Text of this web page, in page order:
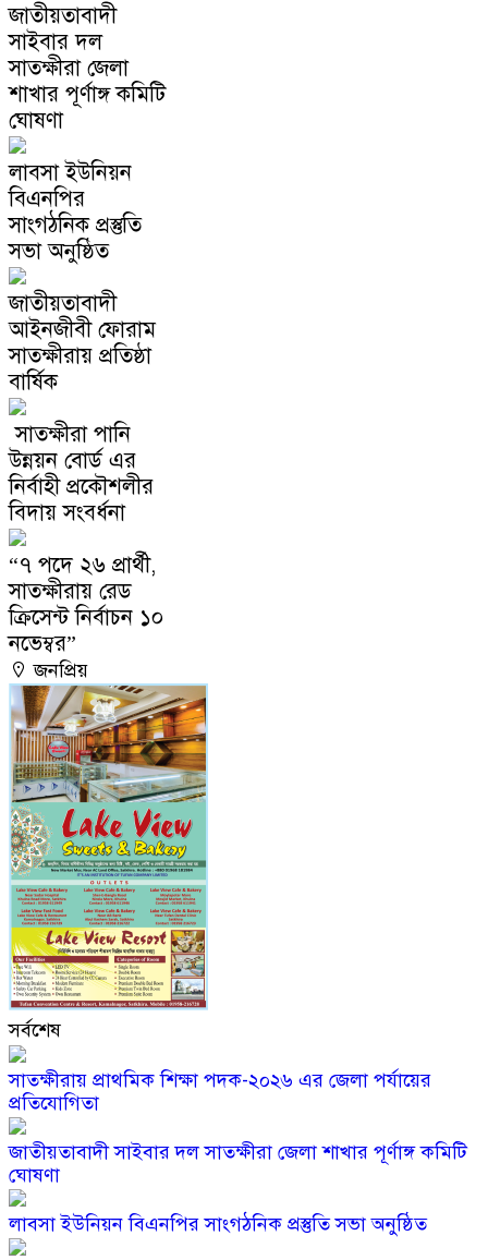
জাতীয়তাবাদী
সাইবার দল
সাতক্ষীরা জেলা
শাখার পূর্ণাঙ্গ কমিটি
ঘোষণা
লাবসা ইউনিয়ন
বিএনপির
সাংগঠনিক প্রস্তুতি
সভা অনুষ্ঠিত
জাতীয়তাবাদী
আইনজীবী ফোরাম
সাতক্ষীরায় প্রতিষ্ঠা
বার্ষিক
সাতক্ষীরা পানি
উন্নয়ন বোর্ড এর
নির্বাহী প্রকৌশলীর
বিদায় সংবর্ধনা
“৭ পদে ২৬ প্রার্থী,
সাতক্ষীরায় রেড
ক্রিসেন্ট নির্বাচন ১০
নভেম্বর”
জনপ্রিয়
সর্বশেষ
সাতক্ষীরায় প্রাথমিক শিক্ষা পদক-২০২৬ এর জেলা পর্যায়ের
প্রতিযোগিতা
জাতীয়তাবাদী সাইবার দল সাতক্ষীরা জেলা শাখার পূর্ণাঙ্গ কমিটি
ঘোষণা
লাবসা ইউনিয়ন বিএনপির সাংগঠনিক প্রস্তুতি সভা অনুষ্ঠিত